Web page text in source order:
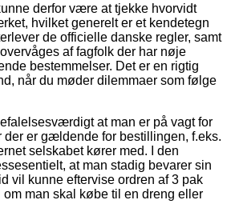
derfor være at tjekke hvorvidt
hvilket generelt er et kendetegn
de officielle danske regler, samt
af fagfolk der har nøje
bestemmelser. Det er en rigtig
når du møder dilemmaer som følge
at man er på vagt for
er gældende for bestillingen, f.eks.
selskabet kører med. I den
at man stadig bevarer sin
vil kunne eftervise ordren af 3 pak
man skal købe til en dreng eller